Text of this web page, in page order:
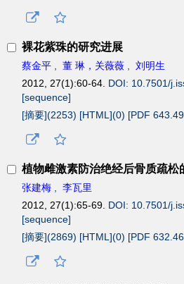
裸花紫珠的研究进展
蔡金平 , 董 琳，关薇薇 , 刘明生
2012, 27(1):60-64. DOI: 10.7501/
[sequence]
[摘要](2253) [HTML](0) [PDF
植物雌激素防治绝经后骨质疏松
张建梅 , 李瓦里
2012, 27(1):65-69. DOI: 10.7501/
[sequence]
[摘要](2869) [HTML](0) [PDF